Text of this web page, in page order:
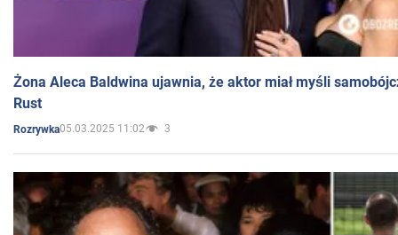
Żona Aleca Baldwina ujawnia, że aktor miał myśli
Rust
Rozrywka05.03.2025 11:02 3